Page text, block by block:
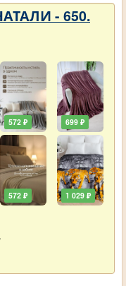
- 650.
572 ₽
572 ₽
699 ₽
1 029 ₽
.